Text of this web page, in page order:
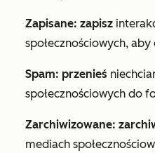
Zapisane: zapisz
społecznościowych,
Spam: przenieś
społecznościowych do
Zarchiwizowane:
mediach